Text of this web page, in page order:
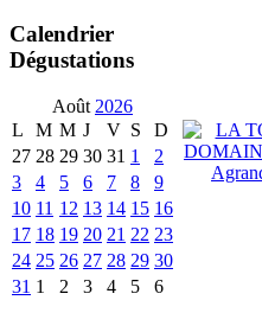
Calendrier
Dégustations
Août 2026
L
M M J V S
D
27 28 29 30 31 1
2
3
4 5 6 7 8
9
10 11 12 13 14 15 16
17 18 19 20 21 22 23
24 25 26 27 28 29 30
31 1 2 3 4 5 6